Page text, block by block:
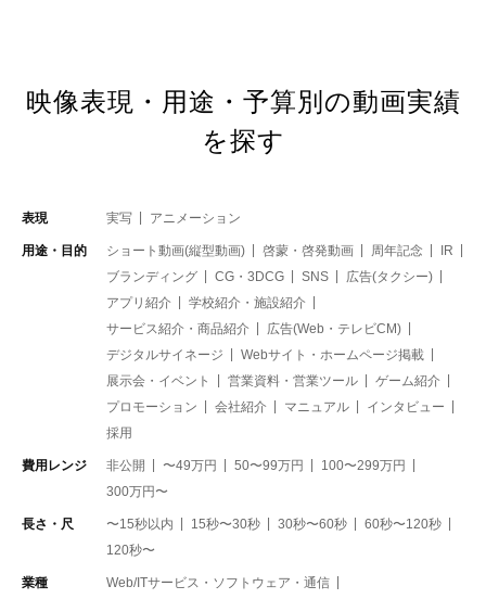
映像表現・用途・予算別の動画実績
を探す
表現 実写 アニメーション
用途・目的 ショート動画(縦型動画) 啓蒙・啓発動画 周年記念
IR
ブランディング
CG・3DCG SNS
広告(タクシー)
アプリ紹介
学校紹介・施設紹介
サービス紹介・商品紹介
広告(Web・テレビCM)
デジタルサイネージ
Webサイト・ホームページ掲載
展示会・イベント
営業資料・営業ツール
ゲーム紹介
プロモーション
会社紹介 マニュアル
インタビュー
採用
費用レンジ 非公開 〜49万円 50〜99万円
100〜299万円
300万円〜
長さ・尺 〜15秒以内 15秒〜30秒 30秒〜60秒
60秒〜120秒
120秒〜
業種
Web/ITサービス・ソフトウェア・通信